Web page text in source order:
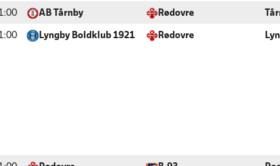
AB Tårnby Rødovre
Lyngby Boldklub 1921 Rødovre